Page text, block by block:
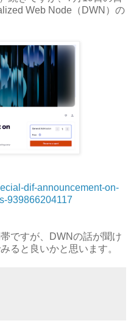
Web Node（DWN）の
dif-announcement-on-
939866204117
ですが、DWNの話が聞け
ると良いかと思います。